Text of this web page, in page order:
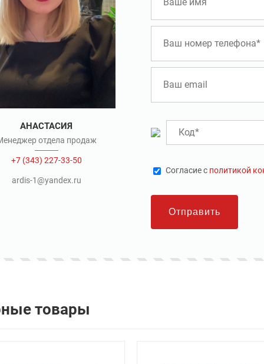
АНАСТАСИЯ
отдела продаж
+7 (343) 227-33-50
ardis-1@yandex.ru
Cогласие с политикой
Отправить
товары